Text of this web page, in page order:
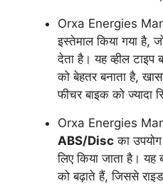
Orxa Energies
इस्तेमाल किया गया है,
देता है। यह व्हील
को बेहतर बनाता है,
फीचर बाइक को ज्यादा
Orxa Energies
ABS/Disc का
लिए किया जाता है। यह
को बढ़ाते हैं, जिससे